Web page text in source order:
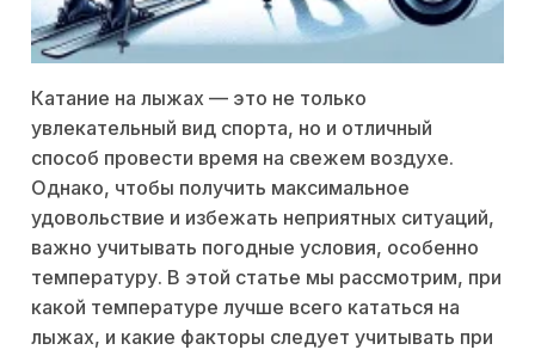
Катание на лыжах — это не только
увлекательный вид спорта, но и отличный
способ провести время на свежем воздухе.
Однако, чтобы получить максимальное
удовольствие и избежать неприятных ситуаций,
важно учитывать погодные условия, особенно
температуру. В этой статье мы рассмотрим, при
какой температуре лучше всего кататься на
лыжах, и какие факторы следует учитывать при